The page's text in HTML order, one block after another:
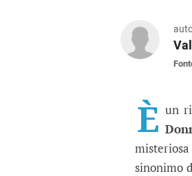
Il volto
È un
sinonimo